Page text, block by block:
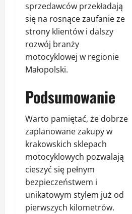
sprzedawców przekładają
się na rosnące zaufanie ze
strony klientów i dalszy
rozwój branży
motocyklowej w regionie
Małopolski.
Podsumowanie
Warto pamiętać, że dobrze
zaplanowane zakupy w
krakowskich sklepach
motocyklowych pozwalają
cieszyć się pełnym
bezpieczeństwem i
unikatowym stylem już od
pierwszych kilometrów.